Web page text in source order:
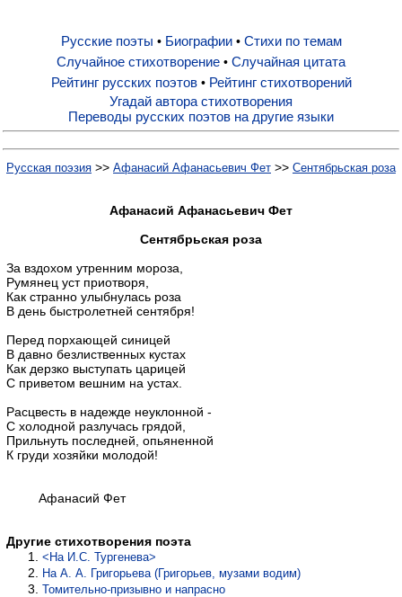
Русские поэты
Биографии
Стихи по темам
Случайное стихотворение
Случайная цитата
Рейтинг русских поэтов
Рейтинг стихотворений
Русские поэты • Биографии• Стихи по темам
Случайное стихотворение • Случайная цитата
Рейтинг русских поэтов• Рейтинг стихотворений
Угадай автора стихотворения
Переводы русских поэтов на другие языки
Русская поэзия >> Афанасий Афанасьевич Фет >> Сентябрьская роза
Афанасий Афанасьевич Фет
Сентябрьская роза
За вздохом утренним мороза,
Румянец уст приотворя,
Как странно улыбнулась роза
В день быстролетней сентября!
Перед порхающей синицей
В давно безлиственных кустах
Как дерзко выступать царицей
С приветом вешним на устах.
Расцвесть в надежде неуклонной -
С холодной разлучась грядой,
Прильнуть последней, опьяненной
К груди хозяйки молодой!
Афанасий Фет
Другие стихотворения поэта
<На И.С. Тургенева>
На А. А. Григорьева (Григорьев, музами водим)
Томительно-призывно и напрасно